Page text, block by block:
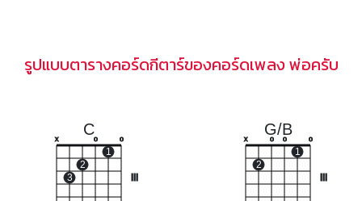
รูปแบบตารางคอร์ดกีตาร์ของคอร์ดเพลง พ่อครับ
C
x
3
2
o
1
o
G/B
x
2
o o
1
o